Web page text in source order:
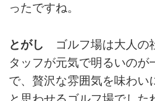
ったですね。
とがし ゴルフ場は大人の
タッフが元気で明るいのが
で、贅沢な雰囲気を味わい